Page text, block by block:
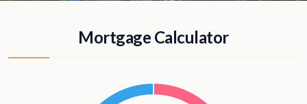
Mortgage Calculator